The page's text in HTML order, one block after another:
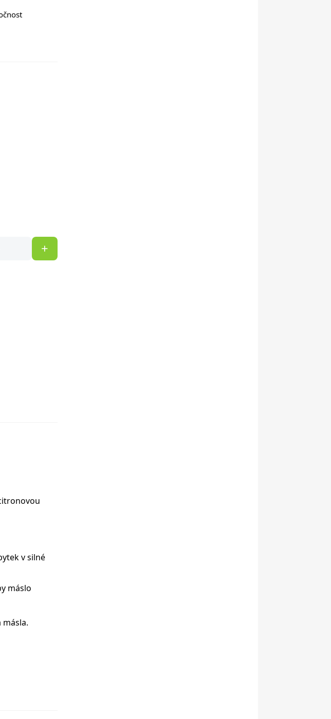
v silné
máslo